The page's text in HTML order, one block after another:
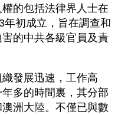
的包括法律界人士在
年初成立，旨在調查和
的中共各級官員及責
發展迅速，工作高
多的時間裏，其分部
洲大陸。不僅已與數